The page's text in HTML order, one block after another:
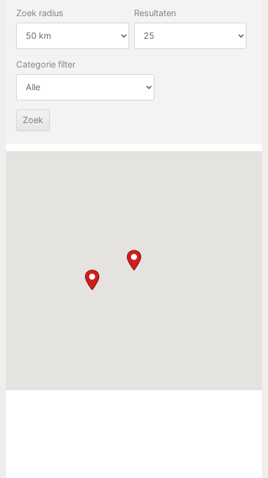
Zoek radius Resultaten
Categorie filter